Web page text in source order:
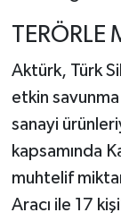
TERÖRLE
Aktürk, Türk
etkin
sanayi
kapsamında
muhtelif
Aracı ile 17